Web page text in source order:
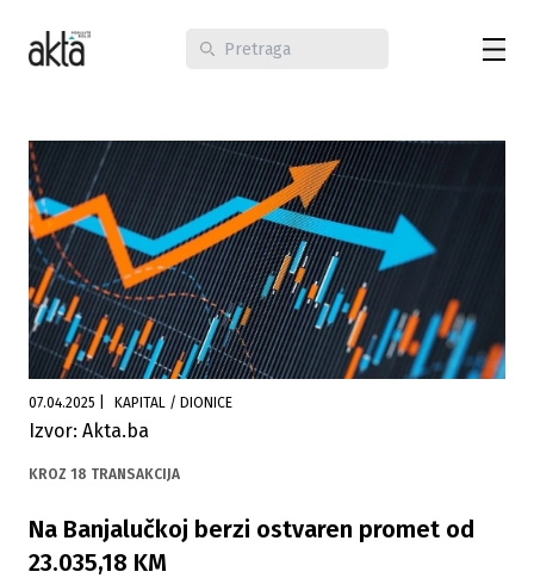
07.04.2025 KAPITAL / DIONICE
Izvor: Akta.ba
KROZ 18 TRANSAKCIJA
Na Banjalučkoj berzi ostvaren promet od
23.035,18 KM